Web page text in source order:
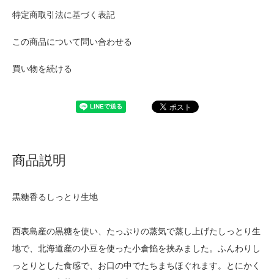
特定商取引法に基づく表記
この商品について問い合わせる
買い物を続ける
商品説明
黒糖香るしっとり生地
西表島産の黒糖を使い、たっぷりの蒸気で蒸し上げたしっとり生
地で、北海道産の小豆を使った小倉餡を挟みました。ふんわりし
っとりとした食感で、お口の中でたちまちほぐれます。とにかく